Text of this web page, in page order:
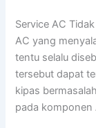
Service AC
AC yang
tentu selalu
tersebut dapat
kipas
pada komponen